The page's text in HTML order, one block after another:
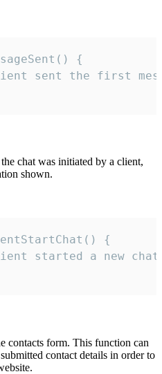
{
sent the first
chat was initiated by a client,
shown.
{
started a new
contacts form. This function can
contact details in order to